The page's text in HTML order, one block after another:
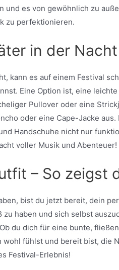
es von gewöhnlich zu
zu perfektionieren.
in der
kann es auf einem Festival
Eine Option ist, eine
Pullover oder eine
oder eine Cape-Jacke
Handschuhe nicht nur
voller Musik und Abenteuer!
– So zeigst
bist du jetzt bereit, dein
haben und sich selbst
du dich für eine bunte,
fühlst und bereit bist,
Festival-Erlebnis!